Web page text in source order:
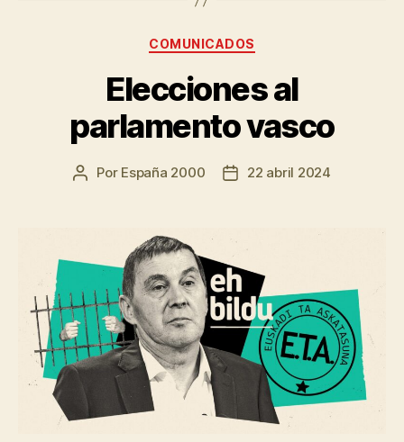
COMUNICADOS
Elecciones al
parlamento vasco
Por España 2000 22 abril 2024